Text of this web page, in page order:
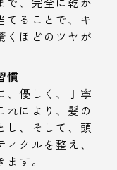
てることで、キ
くほどのツヤが
慣
、優しく、丁寧
れにより、髪の
し、そして、頭
クルを整え、
す。